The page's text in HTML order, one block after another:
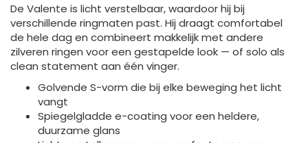
De Valente is licht verstelbaar, waardoor hij bij
verschillende ringmaten past. Hij draagt comfortabel
de hele dag en combineert makkelijk met andere
zilveren ringen voor een gestapelde look — of solo als
clean statement aan één vinger.
Golvende S-vorm die bij elke beweging het licht
vangt
Spiegelgladde e-coating voor een heldere,
duurzame glans